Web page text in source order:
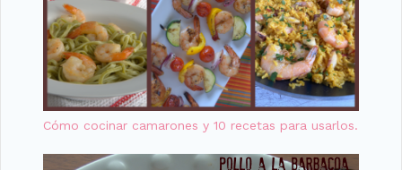
Cómo cocinar camarones y 10 recetas para usarlos.